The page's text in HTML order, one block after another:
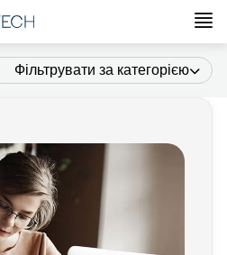
Фільтрувати за категорією